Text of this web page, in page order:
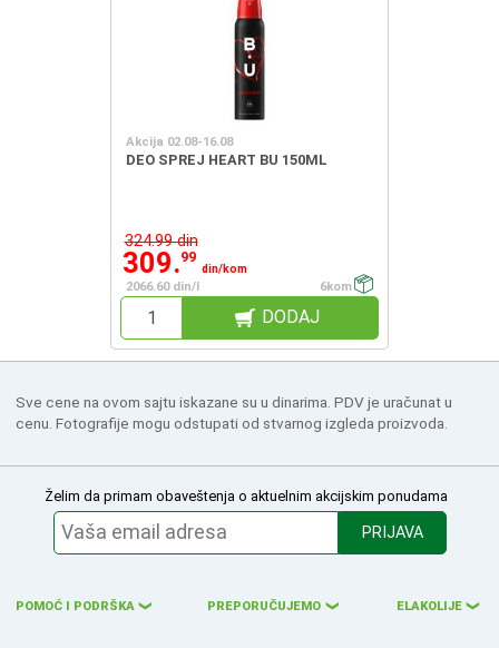
Akcija 02.08-16.08
DEO SPREJ HEART BU 150ML
324.99 din
309.99
din/kom
2066.60 din/l
6kom
DODAJ
Sve cene na ovom sajtu iskazane su u dinarima. PDV je uračunat u
cenu. Fotografije mogu odstupati od stvarnog izgleda proizvoda.
Želim da primam obaveštenja o aktuelnim akcijskim ponudama
PRIJAVA
POMOĆ I PODRŠKA ❮ PREPORUČUJEMO ❮ ELAKOLIJE ❮